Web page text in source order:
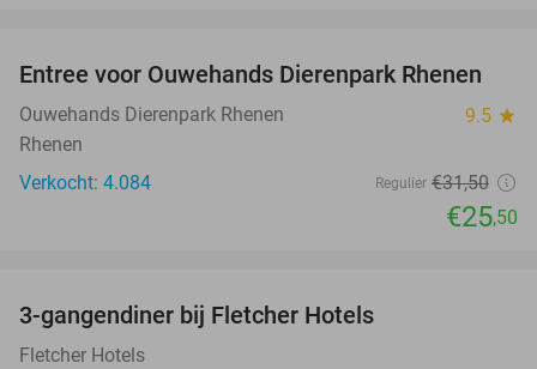
19%
Entree voor Ouwehands Dierenpark Rhenen
Ouwehands Dierenpark Rhenen 9.5 star
Rhenen
Verkocht: 4.084
Regulier €31,50
€25,50
3-gangendiner bij Fletcher Hotels
Fletcher Hotels